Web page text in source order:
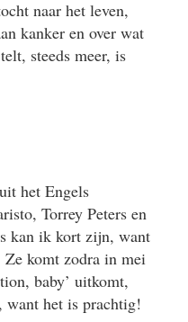
naar het leven,
kanker en over wat
steeds meer, is
het Engels
Torrey Peters en
kan ik kort zijn, want
komt zodra in mei
baby’ uitkomt,
want het is prachtig!